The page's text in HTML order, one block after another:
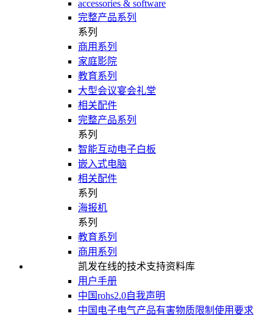
accessories & software
完整产品系列
系列
商用系列
家庭影院
教育系列
大型会议宴会礼堂
相关配件
完整产品系列
系列
智能互动电子白板
嵌入式电脑
相关配件
系列
海报机
系列
教育系列
商用系列
凯发在线的技术支持资料库
用户手册
中国rohs2.0自我声明
中国电子电气产品有害物质限制使用要求